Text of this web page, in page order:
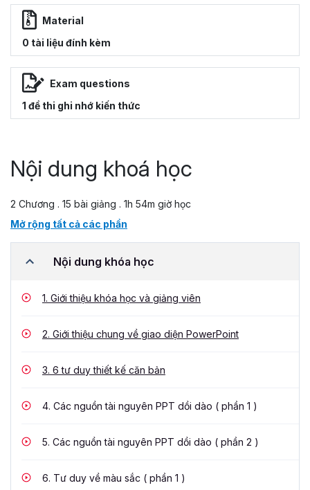
Material
0 tài liệu đính kèm
Exam questions
1 đề thi ghi nhớ kiến thức
Nội dung khoá học
2 Chương . 15 bài giảng . 1h 54m giờ học
Mở rộng tất cả các phần
Nội dung khóa học
1. Giới thiệu khóa học và giảng viên
2. Giới thiệu chung về giao diện PowerPoint
3. 6 tư duy thiết kế căn bản
4. Các nguồn tài nguyên PPT dồi dào ( phần 1 )
5. Các nguồn tài nguyên PPT dồi dào ( phần 2 )
6. Tư duy về màu sắc ( phần 1 )